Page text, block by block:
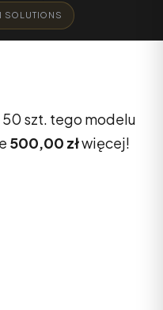
SOLUTIONS
szt. tego modelu
500,00 złwięcej!